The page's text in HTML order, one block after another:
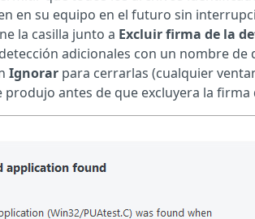
en su equipo en el futuro sin
la casilla junto a Excluir firma de la
adicionales con un nombre de
Ignorar para cerrarlas (cualquier
antes de que excluyera la firma